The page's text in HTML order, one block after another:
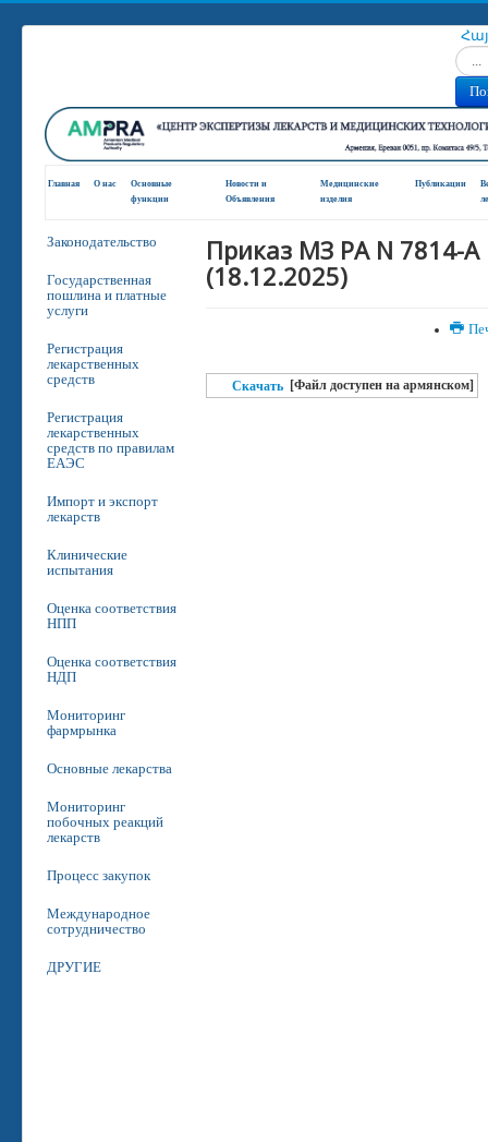
Главная О нас
Основные
функции
Новости и
Oбъявления
Медицинские
изделия
Публикации
Законодательство
Государственная
пошлина и платные
услуги
Регистрация
лекарственных
средств
Регистрация
лекарственных
средств по правилам
ЕАЭС
Импорт и экспорт
лекарств
Клинические
испытания
Оценка соответствия
НПП
Оценка соответствия
НДП
Мониторинг
фармрынка
Основные лекарства
Мониторинг
побочных реакций
лекарств
Процесс закупок
Международное
сотрудничество
ДРУГИЕ
Приказ МЗ РА N 7814-A
(18.12.2025)
Скачать [Файл доступен на армянском]